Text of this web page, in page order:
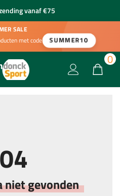
vanaf €75
SALE
met code
SUMMER10
00
niet gevonden